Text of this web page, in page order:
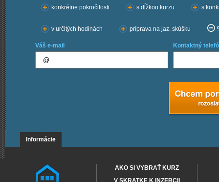
konkrétne pokročilosti
s dĺžkou kurzu s
v určitých hodinách príprava na jaz. skúšku
Váš e-mail Kontaktný
Informácie
AKO SI VYBRAŤ KURZ
V SKRATKE K INZERCII